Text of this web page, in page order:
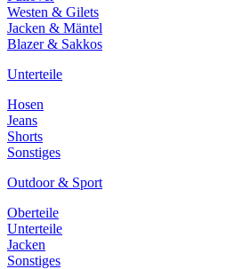
Westen & Gilets
Jacken & Mäntel
Blazer & Sakkos
Unterteile
Hosen
Jeans
Shorts
Sonstiges
Outdoor & Sport
Oberteile
Unterteile
Jacken
Sonstiges